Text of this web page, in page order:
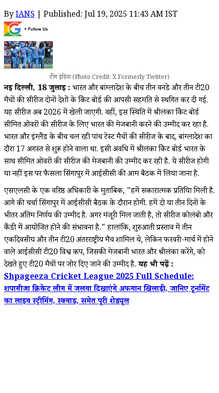
ByIANS | Published: Jul 19, 2025 11:43 AM IST
टीम इंडिया (Photo Credit: X Formerly Twitter)
नई दिल्ली, 18 जुलाई : भारत और बांग्लादेश के बीच तीन वनडे और तीन टी20
मैचों की सीरीज दोनों देशों के क्रिकेट बोर्ड की आपसी सहमति से स्थगित कर दी गई.
यह सीरीज अब 2026 में खेली जाएगी. वहीं, इस स्थिति में श्रीलंका क्रिकेट बोर्ड
सीमित ओवरों की सीरीज के लिए भारत की मेजबानी करने की उम्मीद कर रहा है.
भारत और इंग्लैंड के बीच चल रही पांच टेस्ट मैचों की सीरीज के बाद, बांग्लादेश का
दौरा 17 अगस्त से शुरू होने वाला था. इसी अवधि में श्रीलंका क्रिकेट बोर्ड भारत के
साथ सीमित ओवरों की सीरीज की मेजबानी की उम्मीद कर रही है. ये सीरीज होगी
या नहीं इस पर फैसला सिंगापुर में आईसीसी की आम बैठक में लिया जाना है.
एसएलसी के एक वरिष्ठ अधिकारी के मुताबिक, "हमें सकारात्मक प्रतिक्रिया मिली है.
आगे की चर्चा सिंगापुर में आईसीसी बैठक के दौरान होगी. हमें दो या तीन दिनों के
भीतर अंतिम निर्णय की उम्मीद है. अगर मंजूरी मिल जाती है, तो सीरीज कोलंबो और
कैंडी में आयोजित होने की संभावना है." हालांकि, शुरुआती प्रस्ताव में तीन
एकदिवसीय और तीन टी20 अंतरराष्ट्रीय मैच शामिल थे, लेकिन फरवरी-मार्च में होने
वाले आईसीसी टी20 विश्व कप, जिसकी मेजबानी भारत और श्रीलंका करेंगे, को
देखते हुए टी20 मैचों पर जोर दिए जाने की उम्मीद है.यह भी पढ़ें :
Shpageeza Cricket League 2025 Full Schedule:
शपागीजा क्रिकेट लीग में जलवा दिखाएंगे अफगान खिलाड़ी, जानिए टूर्नामेंट
का लाइव स्ट्रीमिंग, स्क्वाड, समेत पूरी शेड्यूल